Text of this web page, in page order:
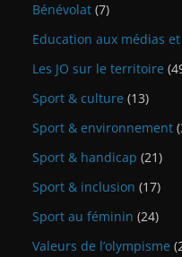
Bénévolat (7)
Education aux médias
Les JO sur le territoire
Sport & culture (13)
Sport & environnement
Sport & handicap (21)
Sport & inclusion (17)
Sport au féminin (24)
Valeurs de l’olympisme